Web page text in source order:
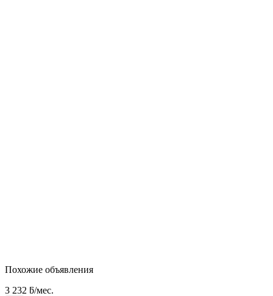
Похожие объявления
3 232 ƃ/мес.